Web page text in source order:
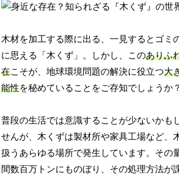
木材を加工する際に出る、一見するとゴミ
に思える「木くず」。しかし、このありふ
在こそが、地球環境問題の解決に役立つ大
能性を秘めていることをご存知でしょうか？
普段の生活では意識することが少ないかも
せんが、木くずは製材所や家具工場など、
扱うあらゆる場所で発生しています。その
間数百万トンにものぼり、その処理方法が